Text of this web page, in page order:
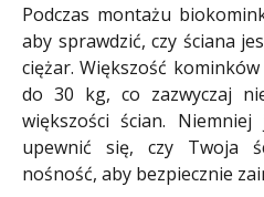
Podczas montażu
aby sprawdzić, czy ściana
ciężar. Większość
do 30 kg, co zazwyczaj
większości ścian.
upewnić się, czy Twoja
nośność, aby bezpiecznie